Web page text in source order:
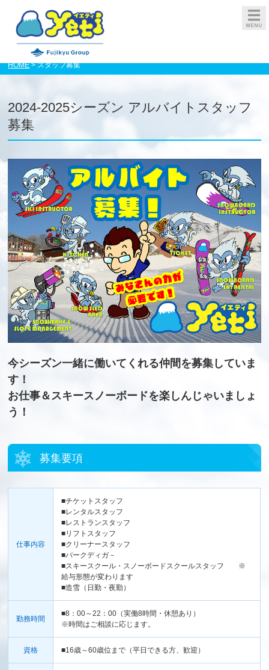
HOME> スタッフ募集
2024-2025シーズン アルバイトスタッフ
募集
今シーズン一緒に働いてくれる仲間を募集していま
す！
お仕事＆スキースノーボードを楽しんじゃいましょ
う！
募集要項
仕事内容
■チケットスタッフ
■レンタルスタッフ
■レストランスタッフ
■リフトスタッフ
■クリーナースタッフ
■パークディガ－
■スキースクール・スノーボードスクールスタッフ ※
給与形態が変わります
■造雪（日勤・夜勤）
勤務時間
■8：00～22：00（実働8時間・休憩あり）
※時間はご相談に応じます。
資格 ■16歳～60歳位まで（平日できる方、歓迎）